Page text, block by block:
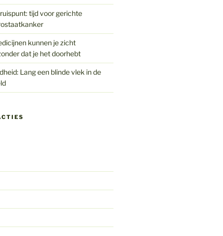
tijd voor gerichte
kunnen je zicht
dat je het doorhebt
Lang een blinde vlek in de